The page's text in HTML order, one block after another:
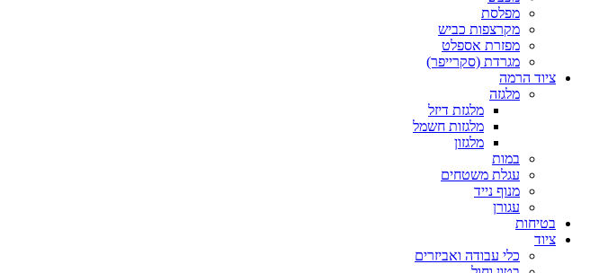
מפלסת
מקרצפות כביש
מפזרת אספלט
מגרדת (סקרייפר)
ציוד הרמה
מלגזה
מלגזת דיזל
מלגזות חשמל
מלגזון
במות
עגלת משטחים
מנוף נייד
עגורן
בטיחות
ציוד
כלי עבודה ואביזרים